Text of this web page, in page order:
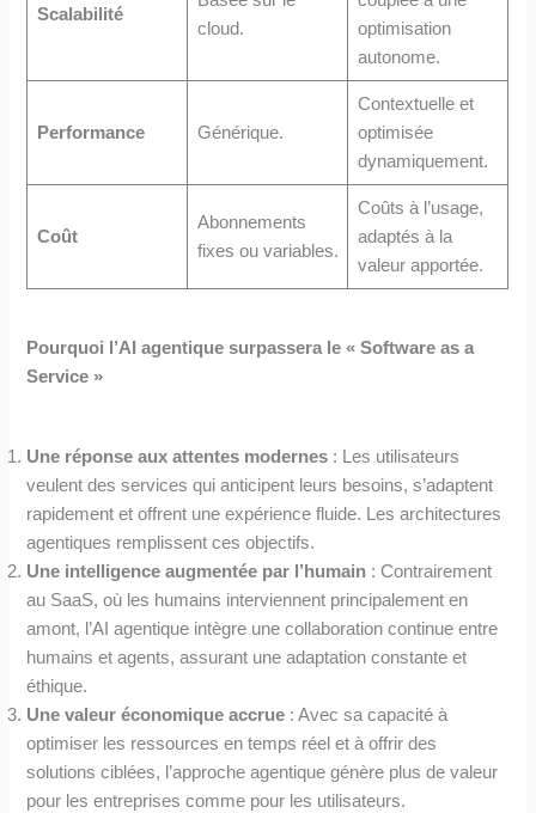
Scalabilité
cloud.
optimisation
autonome.
Performance Générique.
Contextuelle et
optimisée
dynamiquement.
Coût
Abonnements
fixes ou variables.
Coûts à l’usage,
adaptés à la
valeur apportée.
Pourquoi l’AI agentique surpassera le « Software as a
Service »
Une réponse aux attentes modernes : Les utilisateurs
veulent des services qui anticipent leurs besoins, s’adaptent
rapidement et offrent une expérience fluide. Les architectures
agentiques remplissent ces objectifs.
Une intelligence augmentée par l’humain : Contrairement
au SaaS, où les humains interviennent principalement en
amont, l’AI agentique intègre une collaboration continue entre
humains et agents, assurant une adaptation constante et
éthique.
Une valeur économique accrue : Avec sa capacité à
optimiser les ressources en temps réel et à offrir des
solutions ciblées, l’approche agentique génère plus de valeur
pour les entreprises comme pour les utilisateurs.